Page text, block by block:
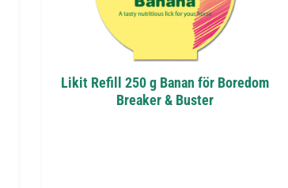
Likit Refill 250 g Banan för Boredom
Breaker & Buster